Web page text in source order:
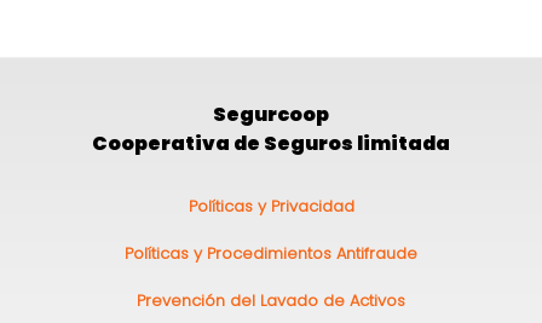
Segurcoop
Cooperativa de Seguros limitada
página
Políticas y Privacidad
Políticas y Procedimientos Antifraude
Prevención del Lavado de Activos